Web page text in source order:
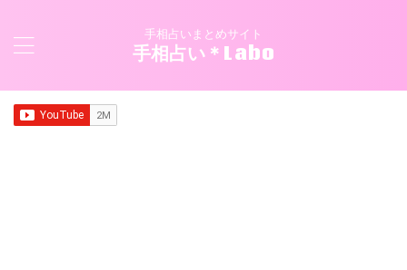
手相占いまとめサイト
手相占い＊Labo